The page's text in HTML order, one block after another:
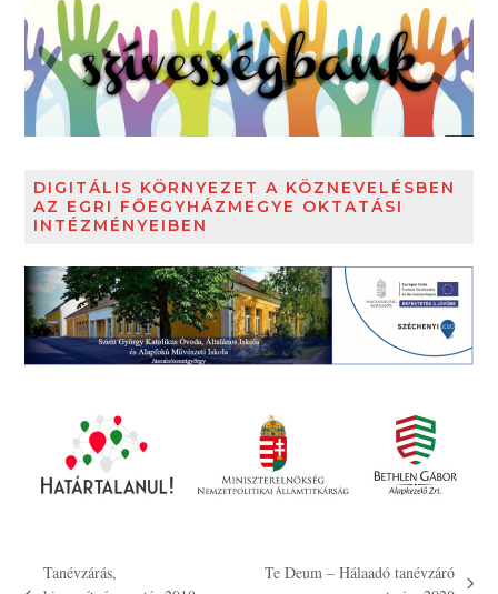
DIGITÁLIS KÖRNYEZET A KÖZNEVELÉSBEN
AZ EGRI FŐEGYHÁZMEGYE OKTATÁSI
INTÉZMÉNYEIBEN
Tanévzárás,
Te Deum – Hálaadó tanévzáró